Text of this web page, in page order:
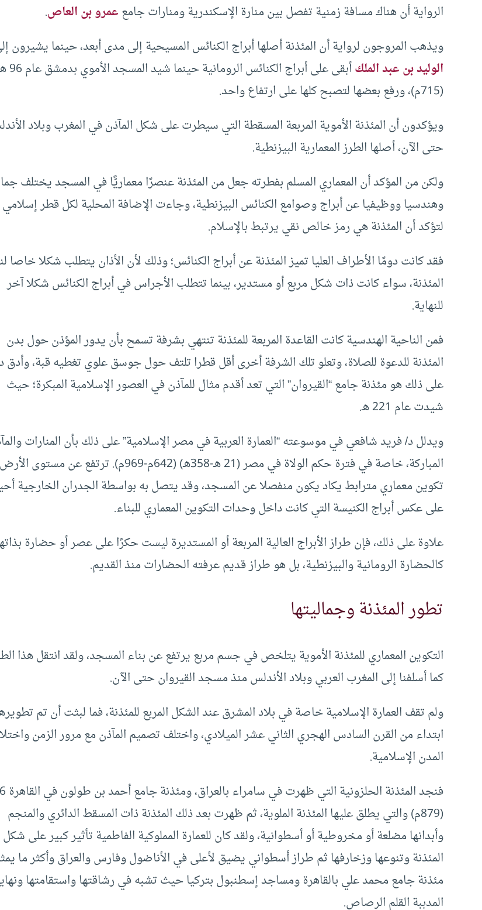
الرواية أن هناك مسافة زمنية تفصل بين منارة الإسكندرية ومنارات جامععمرو بن العاص.
ويذهب المروجون لرواية أن المئذنة أصلها أبراج الكنائس المسيحية إلى مدى أبعد، حينما يشيرون
الوليد بن عبد الملك
أبقى على أبراج الكنائس الرومانية
(715م)، ورفع بعضها لتصبح كلها على ارتفاع واحد.
ويؤكدون أن المئذنة الأموية المربعة المسقطة التي سيطرت على شكل المآذن في المغرب وبلاد
حتى الآن، أصلها الطرز المعمارية البيزنطية.
ولكن من المؤكد أن المعماري المسلم بفطرته جعل من المئذنة عنصرًا معماريًّا في المسجد يختلف
وهندسيا ووظيفيا عن أبراج وصوامع الكنائس البيزنطية، وجاءت الإضافة المحلية لكل قطر إسلامي
لتؤكد أن المئذنة هي رمز خالص نقي يرتبط بالإسلام.
فقد كانت دومًا الأطراف العليا تميز المئذنة عن أبراج الكنائس؛ وذلك لأن الأذان يتطلب شكلا خاصا
المئذنة، سواء كانت ذات شكل مربع أو مستدير، بينما تتطلب الأجراس في أبراج الكنائس شكلا آخر
للنهاية.
فمن الناحية الهندسية كانت القاعدة المربعة للمئذنة تنتهي بشرفة تسمح بأن يدور المؤذن حول بدن
المئذنة للدعوة للصلاة، وتعلو تلك الشرفة أخرى أقل قطرا تلتف حول جوسق علوي تغطيه قبة، وأدق
على ذلك هو مئذنة جامع “القيروان” التي تعد أقدم مثال للمآذن في العصور الإسلامية المبكرة؛ حيث
شيدت عام 221 هـ.
ويدلل د/ فريد شافعي في موسوعته “العمارة العربية في مصر الإسلامية” على ذلك بأن المنارات
المباركة، خاصة في فترة حكم الولاة في مصر (21 هـ-358هـ) (642م-969م). ترتفع عن
تكوين معماري مترابط يكاد يكون منفصلا عن المسجد، وقد يتصل به بواسطة الجدران الخارجية
على عكس أبراج الكنيسة التي كانت داخل وحدات التكوين المعماري للبناء.
علاوة على ذلك، فإن طراز الأبراج العالية المربعة أو المستديرة ليست حكرًا على عصر أو حضارة
كالحضارة الرومانية والبيزنطية، بل هو طراز قديم عرفته الحضارات منذ القديم.
تطور المئذنة وجماليتها
التكوين المعماري للمئذنة الأموية يتلخص في جسم مربع يرتفع عن بناء المسجد، ولقد انتقل هذا
كما أسلفنا إلى المغرب العربي وبلاد الأندلس منذ مسجد القيروان حتى الآن.
ولم تقف العمارة الإسلامية خاصة في بلاد المشرق عند الشكل المربع للمئذنة، فما لبثت أن تم
ابتداء من القرن السادس الهجري الثاني عشر الميلادي، واختلف تصميم المآذن مع مرور الزمن
المدن الإسلامية.
(879م) والتي يطلق عليها المئذنة الملوية، ثم ظهرت بعد ذلك المئذنة ذات المسقط الدائري والمنجم
وأبدانها مضلعة أو مخروطية أو أسطوانية، ولقد كان للعمارة المملوكية الفاطمية تأثير كبير على شكل
المئذنة وتنوعها وزخارفها ثم طراز أسطواني يضيق لأعلى في الأناضول وفارس والعراق وأكثر ما
مئذنة جامع محمد علي بالقاهرة ومساجد إسطنبول بتركيا حيث تشبه في رشاقتها واستقامتها
المدببة القلم الرصاص.